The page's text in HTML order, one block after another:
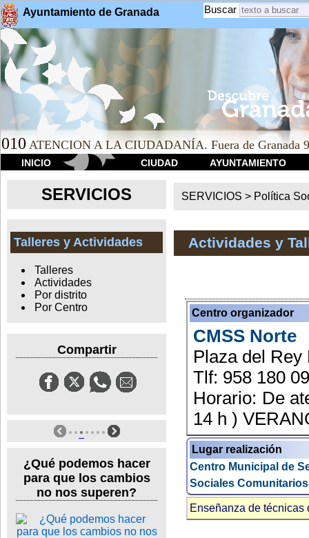
Ayuntamiento de Granada Buscar
010 ATENCION A LA CIUDADANÍA. Fuera de Granada
INICIO CIUDAD AYUNTAMIENTO
SERVICIOS
Talleres y Actividades
Talleres
Actividades
Por distrito
Por Centro
Compartir
¿Qué podemos hacer
para que los cambios
no nos superen?
SERVICIOS > Política
Actividades y
Centro organizador
CMSS Norte
Plaza del Rey
Tlf: 958 180
Horario: De
14 h )
Lugar realización
Centro Municipal de
Sociales
Enseñanza de técnicas